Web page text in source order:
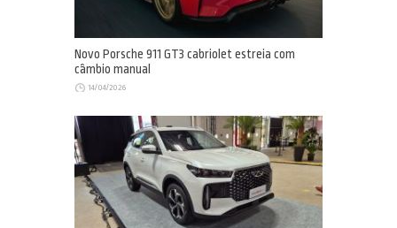
Novo Porsche 911 GT3 cabriolet estreia com
câmbio manual
14/04/2026